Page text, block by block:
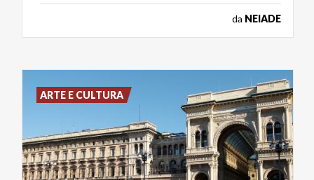
da NEIADE
ARTE E CULTURA